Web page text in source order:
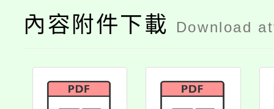
內容附件下載 Download